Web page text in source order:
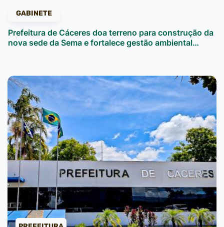
GABINETE
Prefeitura de Cáceres doa terreno para construção da
nova sede da Sema e fortalece gestão ambiental…